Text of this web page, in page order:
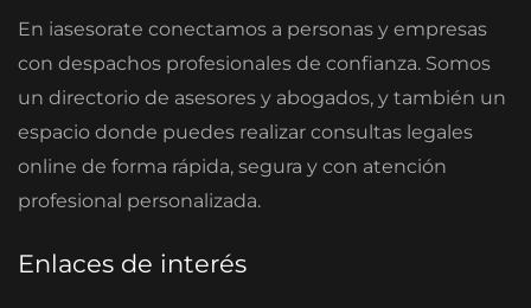
En iasesorate conectamos a personas y empresas
con despachos profesionales de confianza. Somos
un directorio de asesores y abogados, y también un
espacio donde puedes realizar consultas legales
online de forma rápida, segura y con atención
profesional personalizada.
Enlaces de interés